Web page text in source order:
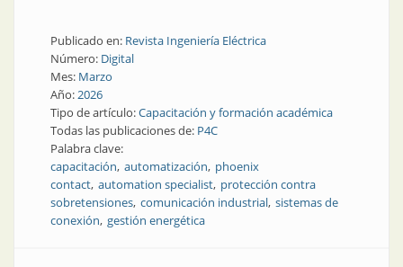
Publicado en: Revista Ingeniería Eléctrica
Número: Digital
Mes: Marzo
Año:2026
Tipo de artículo:Capacitación y formación académica
Todas las publicaciones de: P4C
Palabra clave:
capacitación automatización phoenix
contact automation specialist protección contra
sobretensiones comunicación industrial sistemas de
conexión gestión energética